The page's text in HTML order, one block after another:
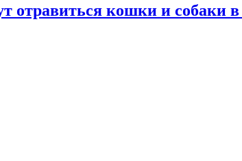
отравиться кошки и собаки